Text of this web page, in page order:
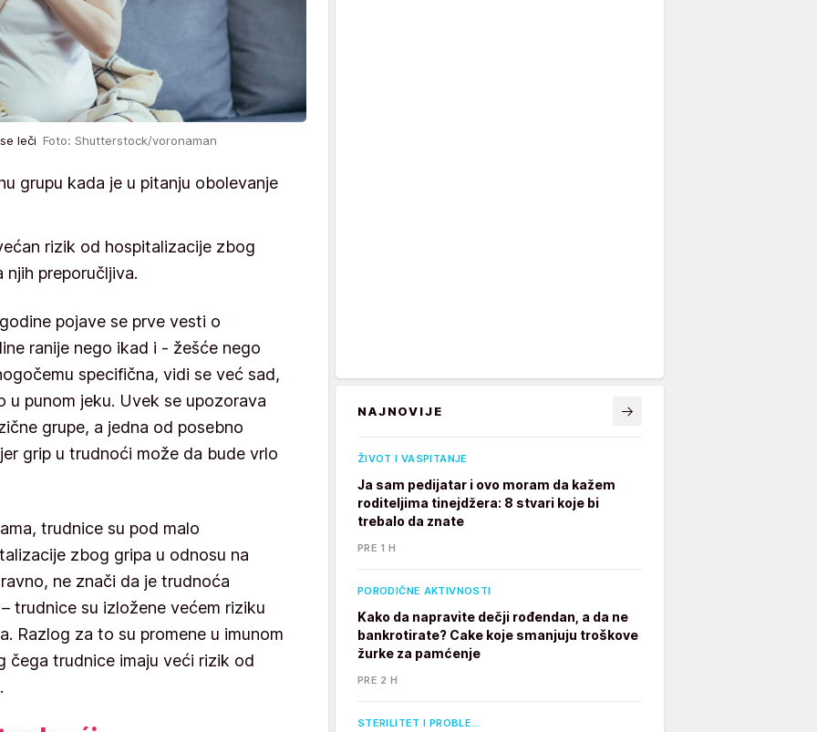
leči Foto: Shutterstock/voronaman
grupu kada je u pitanju obolevanje
rizik od hospitalizacije zbog
njih preporučljiva.
pojave se prve vesti o
ranije nego ikad i - žešće nego
specifična, vidi se već sad,
u punom jeku. Uvek se upozorava
grupe, a jedna od posebno
grip u trudnoći može da bude vrlo
trudnice su pod malo
zbog gripa u odnosu na
ne znači da je trudnoća
trudnice su izložene većem riziku
Razlog za to su promene u imunom
čega trudnice imaju veći rizik od
NAJNOVIJE
ŽIVOT I VASPITANJE
Ja sam pedijatar i ovo moram da kažem
roditeljima tinejdžera: 8 stvari koje bi
trebalo da znate
PRE 1 H
PORODIČNE AKTIVNOSTI
Kako da napravite dečji rođendan, a da ne
bankrotirate? Cake koje smanjuju troškove
žurke za pamćenje
PRE 2 H
STERILITET I PROBLE…